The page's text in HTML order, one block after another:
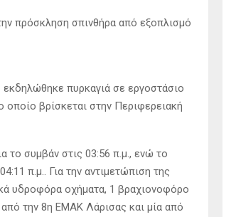
πρόσκληση σπινθήρα από εξοπλισμό
πυρκαγιά σε εργοστάσιο
οποίο βρίσκεται στην Περιφερειακή
το συμβάν στις 03:56 π.μ., ενώ το
π.μ.. Για την αντιμετώπιση της
υδροφόρα οχήματα, 1 βραχιονοφόρο
την 8η ΕΜΑΚ Λάρισας και μία από